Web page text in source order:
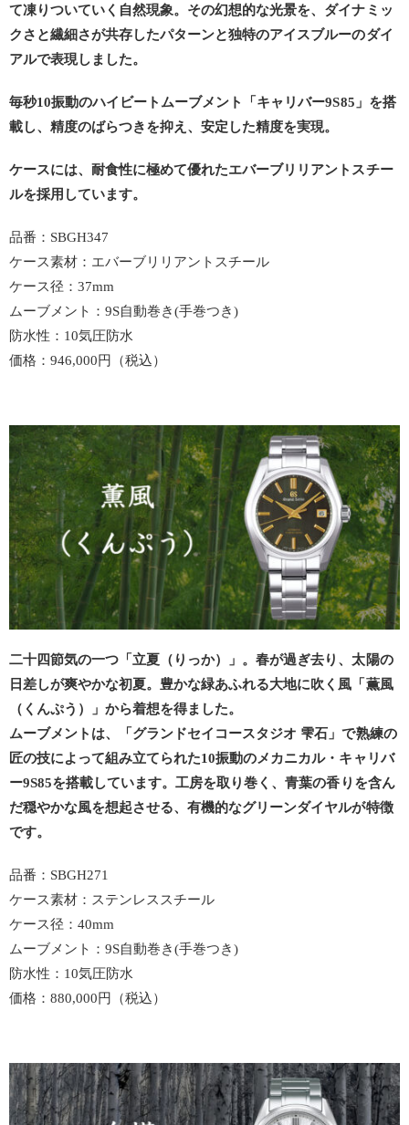
て凍りついていく自然現象。その幻想的な光景を、ダイナミッ
クさと繊細さが共存したパターンと独特のアイスブルーのダイ
アルで表現しました。
毎秒10振動のハイビートムーブメント「キャリバー9S85」を搭
載し、精度のばらつきを抑え、安定した精度を実現。
ケースには、耐食性に極めて優れたエバーブリリアントスチー
ルを採用しています。
品番：SBGH347
ケース素材：エバーブリリアントスチール
ケース径：37mm
ムーブメント：9S自動巻き(手巻つき)
防水性：10気圧防水
価格：946,000円（税込）
二十四節気の一つ「立夏（りっか）」。春が過ぎ去り、太陽の
日差しが爽やかな初夏。豊かな緑あふれる大地に吹く風「薫風
（くんぷう）」から着想を得ました。
ムーブメントは、「グランドセイコースタジオ 雫石」で熟練の
匠の技によって組み立てられた10振動のメカニカル・キャリバ
ー9S85を搭載しています。工房を取り巻く、青葉の香りを含ん
だ穏やかな風を想起させる、有機的なグリーンダイヤルが特徴
です。
品番：SBGH271
ケース素材：ステンレススチール
ケース径：40mm
ムーブメント：9S自動巻き(手巻つき)
防水性：10気圧防水
価格：880,000円（税込）